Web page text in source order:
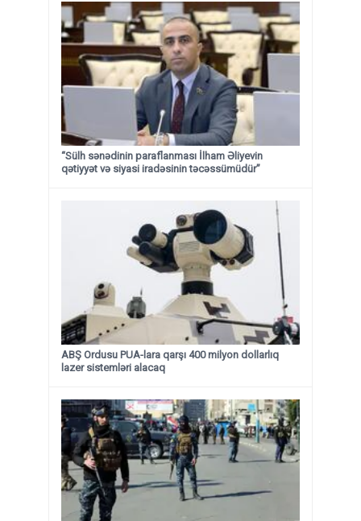
“Sülh sənədinin paraflanması İlham Əliyevin
qətiyyət və siyasi iradəsinin təcəssümüdür”
ABŞ Ordusu PUA-lara qarşı 400 milyon dollarlıq
lazer sistemləri alacaq